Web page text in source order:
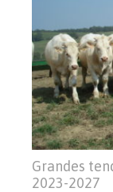
Grandes
2023-2027